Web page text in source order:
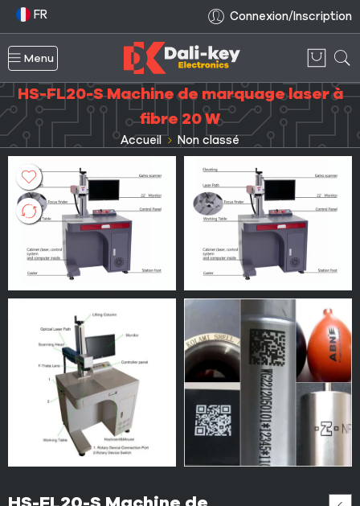
FR Connexion/Inscription
Menu
HS-FL20-S Machine de marquage laser à
fibre 20 W
Accueil Non classé